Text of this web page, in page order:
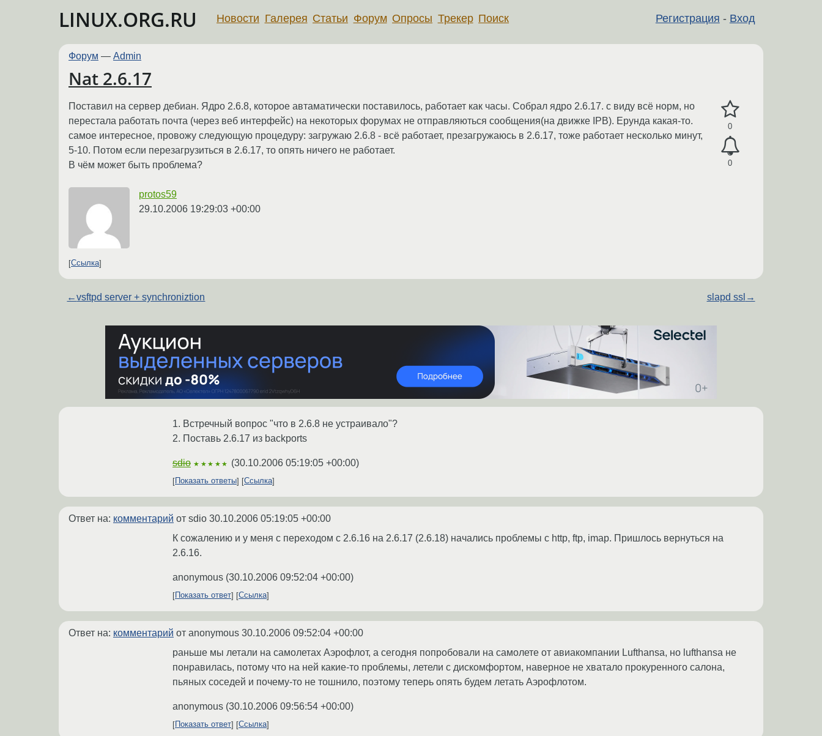
LINUX.ORG.RU Регистрация - Вход
Новости Галерея Статьи Форум Опросы Трекер Поиск
Форум — Admin
Nat 2.6.17
0
0
Поставил на сервер дебиан. Ядро 2.6.8, которое автаматически поставилось, работает как часы. Собрал ядро 2.6.17. с виду всё норм, но
перестала работать почта (через веб интерфейс) на некоторых форумах не отправляються сообщения(на движке IPB). Ерунда какая-то.
самое интересное, провожу следующую процедуру: загружаю 2.6.8 - всё работает, презагружаюсь в 2.6.17, тоже работает несколько минут,
5-10. Потом если перезагрузиться в 2.6.17, то опять ничего не работает.
В чём может быть проблема?
protos59
29.10.2006 19:29:03 +00:00
Ссылка
←vsftpd server + synchroniztion slapd ssl →
1. Встречный вопрос "что в 2.6.8 не устраивало"?
2. Поставь 2.6.17 из backports
sdio ★★★★★ (30.10.2006 05:19:05 +00:00)
Показать ответы Ссылка
Ответ на: комментарий от sdio 30.10.2006 05:19:05 +00:00
К сожалению и у меня с переходом с 2.6.16 на 2.6.17 (2.6.18) начались проблемы с http, ftp, imap. Пришлось вернуться на
2.6.16.
anonymous (30.10.2006 09:52:04 +00:00)
Показать ответ Ссылка
Ответ на: комментарий от anonymous 30.10.2006 09:52:04 +00:00
раньше мы летали на самолетах Аэрофлот, а сегодня попробовали на самолете от авиакомпании Lufthansa, но lufthansa не
понравилась, потому что на ней какие-то проблемы, летели с дискомфортом, наверное не хватало прокуренного салона,
пьяных соседей и почему-то не тошнило, поэтому теперь опять будем летать Аэрофлотом.
anonymous (30.10.2006 09:56:54 +00:00)
Показать ответ Ссылка